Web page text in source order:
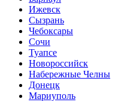
Ижевск
Сызрань
Чебоксары
Сочи
Туапсе
Новороссийск
Набережные Челны
Донецк
Мариуполь